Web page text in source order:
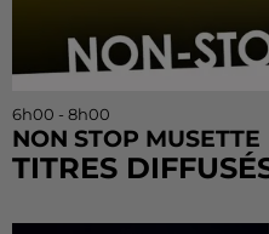
6h00 - 8h00
NON STOP MUSETTE
TITRES